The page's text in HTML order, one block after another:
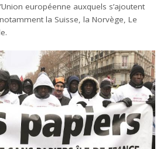
européenne auxquels s’ajoutent
la Suisse, la Norvège, Le